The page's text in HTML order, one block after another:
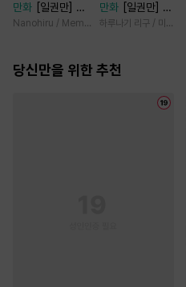
만화
[일권만] 웃
지 않는 약혼자님
습니다 [단행본]
Nanohiru / Memeko
만화
[일권만] 제
약혼은 취소되었습
하루나기 리구 / 미즈메
당신만을 위한 추천